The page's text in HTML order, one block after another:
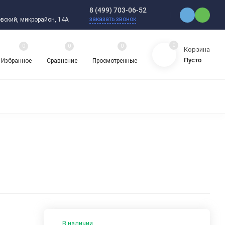
микрорайон, 14А
8 (499) 703-06-52
заказать звонок
Избранное
0
Сравнение
0
Просмотренные
0 0
Корзина
Пусто
В наличии